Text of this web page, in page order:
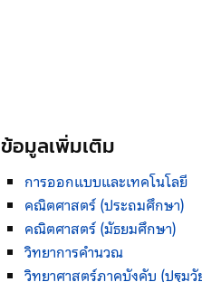
ข้อมูลเพิ่มเติม
การออกแบบและเทคโนโลยี
คณิตศาสตร์ (ประถมศึกษา)
คณิตศาสตร์ (มัธยมศึกษา)
วิทยาการคำนวณ
วิทยาศาสตร์ภาคบังคับ (ปฐมวั